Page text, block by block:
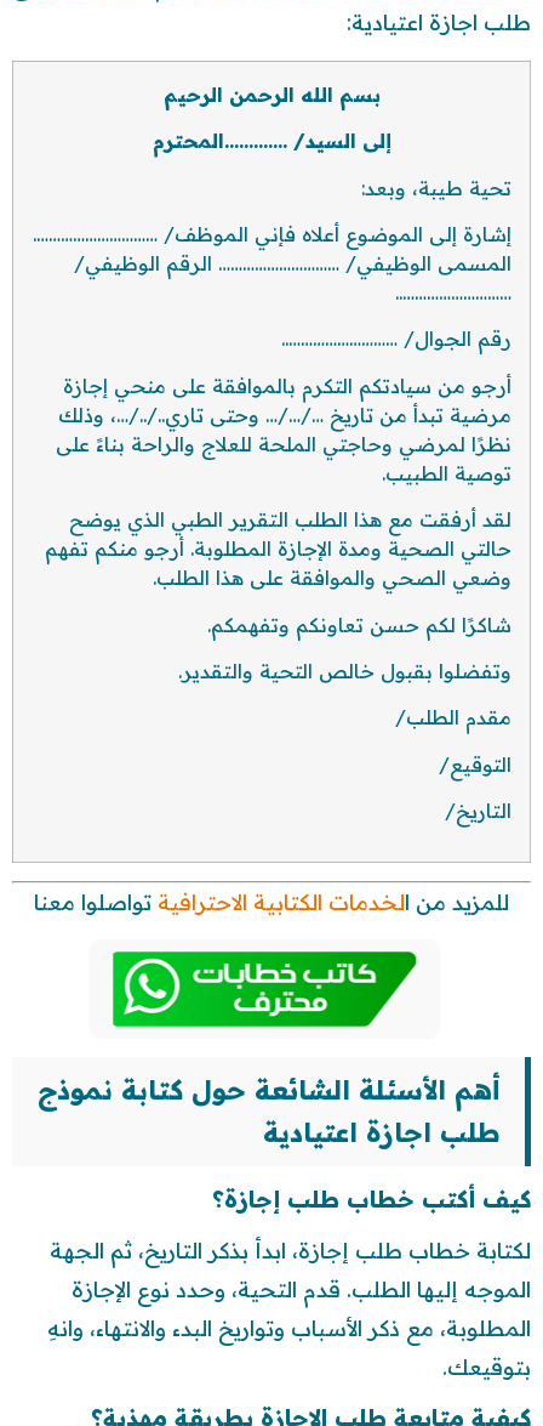
طلب اجازة اعتيادية:
بسم الله الرحمن الرحيم
إلى السيد/ ………….المحترم
تحية طيبة، وبعد:
إشارة إلى الموضوع أعلاه فإني الموظف/ ………………………….
المسمى الوظيفي/ ………………………… الرقم الوظيفي/
………………………..
رقم الجوال/ ………………………..
أرجو من سيادتكم التكرم بالموافقة على منحي إجازة
مرضية تبدأ من تاريخ …/…/… وحتى تاري../../…، وذلك
نظرًا لمرضي وحاجتي الملحة للعلاج والراحة بناءً على
توصية الطبيب.
لقد أرفقت مع هذا الطلب التقرير الطبي الذي يوضح
حالتي الصحية ومدة الإجازة المطلوبة. أرجو منكم تفهم
وضعي الصحي والموافقة على هذا الطلب.
شاكرًا لكم حسن تعاونكم وتفهمكم.
وتفضلوا بقبول خالص التحية والتقدير.
مقدم الطلب/
التوقيع/
التاريخ/
للمزيد من الخدمات الكتابية الاحترافية تواصلوا معنا
أهم الأسئلة الشائعة حول كتابة نموذج
طلب اجازة اعتيادية
كيف أكتب خطاب طلب إجازة؟
لكتابة خطاب طلب إجازة، ابدأ بذكر التاريخ، ثم الجهة
الموجه إليها الطلب. قدم التحية، وحدد نوع الإجازة
المطلوبة، مع ذكر الأسباب وتواريخ البدء والانتهاء، وانهِ
بتوقيعك.
كيفية متابعة طلب الإجازة بطريقة مهذبة؟